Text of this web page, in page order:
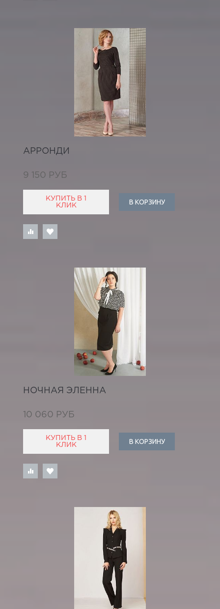
АРРОНДИ
9 150 РУБ
КУПИТЬ В 1
КЛИК
В КОРЗИНУ
НОЧНАЯ ЭЛЕННА
10 060 РУБ
КУПИТЬ В 1
КЛИК
В КОРЗИНУ